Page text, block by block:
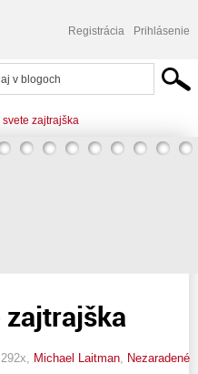
Registrácia Prihlásenie
zajtrajška
zajtrajška
Michael Laitman Nezaradené